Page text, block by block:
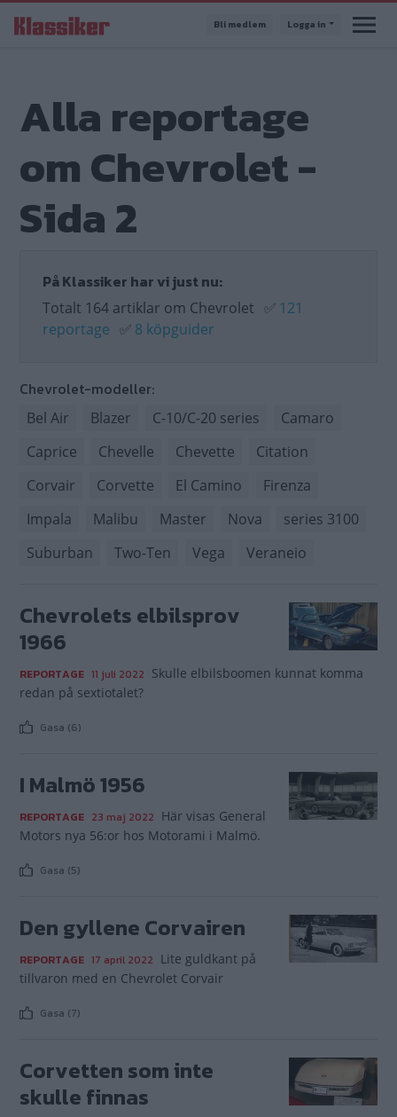
till
Bli medlem Logga in
Alla reportage
om Chevrolet -
Sida 2
På Klassiker har vi just nu:
Totalt 164 artiklar om Chevrolet ✅ 121
reportage ✅ 8 köpguider
Chevrolet-modeller:
Bel Air Blazer C-10/C-20 series
Camaro
Caprice
Chevelle Chevette
Citation
Corvair
Corvette El Camino
Firenza
Impala
Malibu Master Nova
series 3100
Suburban
Two-Ten Vega Veraneio
Chevrolets elbilsprov
1966
REPORTAGE 11 juli 2022 Skulle elbilsboomen kunnat komma
redan på sextiotalet?
Gasa (6)
I Malmö 1956
REPORTAGE 23 maj 2022 Här visas General
Motors nya 56:or hos Motorami i Malmö.
Gasa (5)
Den gyllene Corvairen
REPORTAGE 17 april 2022 Lite guldkant på
tillvaron med en Chevrolet Corvair
Gasa (7)
Corvetten som inte
skulle finnas